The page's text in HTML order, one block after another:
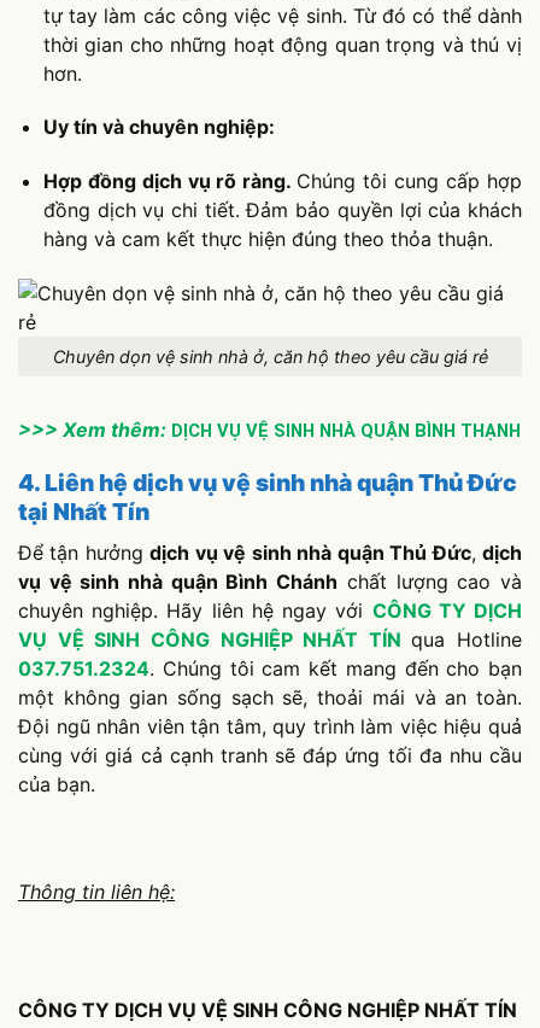
tự tay làm các công việc vệ sinh. Từ đó có thể dành
thời gian cho những hoạt động quan trọng và thú vị
hơn.
Uy tín và chuyên nghiệp:
Hợp đồng dịch vụ rõ ràng. Chúng tôi cung cấp hợp
đồng dịch vụ chi tiết. Đảm bảo quyền lợi của khách
hàng và cam kết thực hiện đúng theo thỏa thuận.
Chuyên dọn vệ sinh nhà ở, căn hộ theo yêu cầu giá rẻ
>>> Xem thêm: DỊCH VỤ VỆ SINH NHÀ QUẬN BÌNH THẠNH
4. Liên hệ dịch vụ vệ sinh nhà quận Thủ Đức
tại Nhất Tín
Để tận hưởngdịch vụ vệ sinh nhà quận Thủ Đức,dịch
vụ vệ sinh nhà quận Bình Chánh chất lượng cao và
chuyên nghiệp. Hãy liên hệ ngay với CÔNG TY DỊCH
VỤ VỆ SINH CÔNG NGHIỆP NHẤT TÍNqua Hotline
037.751.2324. Chúng tôi cam kết mang đến cho bạn
một không gian sống sạch sẽ, thoải mái và an toàn.
Đội ngũ nhân viên tận tâm, quy trình làm việc hiệu quả
cùng với giá cả cạnh tranh sẽ đáp ứng tối đa nhu cầu
của bạn.
Thông tin liên hệ:
CÔNG TY DỊCH VỤ VỆ SINH CÔNG NGHIỆP NHẤT TÍN